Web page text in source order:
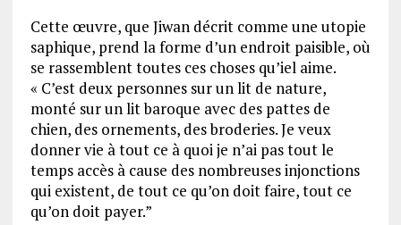
Cette œuvre, que Jiwan décrit comme une utopie
saphique, prend la forme d’un endroit paisible, où
se rassemblent toutes ces choses qu’iel aime.
« C’est deux personnes sur un lit de nature,
monté sur un lit baroque avec des pattes de
chien, des ornements, des broderies. Je veux
donner vie à tout ce à quoi je n’ai pas tout le
temps accès à cause des nombreuses injonctions
qui existent, de tout ce qu’on doit faire, tout ce
qu’on doit payer.”